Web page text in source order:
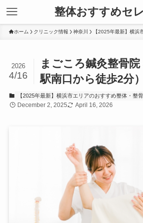
整体おすすめセ
ホーム クリニック情報 神奈川 【2025年最新】横浜
まごころ鍼灸整骨
駅南口から徒歩2分）
2026
4/16
【2025年最新】横浜市エリアのおすすめ整体・整
December 2, 2025 April 16, 2026